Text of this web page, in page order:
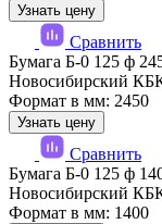
Узнать цену
Сравнить
Бумага Б-0 125 ф
Новосибирский
Формат в мм: 2450
Узнать цену
Сравнить
Бумага Б-0 125 ф
Новосибирский
Формат в мм: 1400